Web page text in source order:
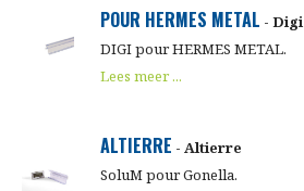
POUR HERMES METAL - Digi
DIGI pour HERMES METAL.
Lees meer ...
ALTIERRE - Altierre
SoluM pour Gonella.